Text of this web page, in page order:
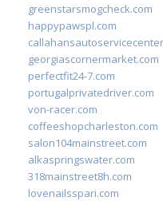
greenstarsmogcheck.com
happypawspl.com
georgiascornermarket.com
perfectfit24-7.com
portugalprivatedriver.com
von-racer.com
coffeeshopcharleston.com
salon104mainstreet.com
alkaspringswater.com
318mainstreet8h.com
lovenailsspari.com